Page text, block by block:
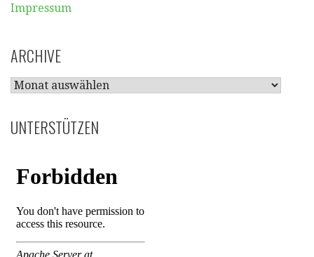
Impressum
ARCHIVE
ARCHIVE
UNTERSTÜTZEN